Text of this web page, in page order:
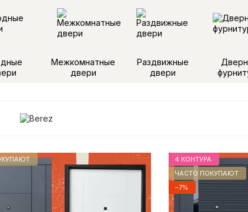
Межкомнатные
двери
Раздвижные
двери
4 КОНТУРА
ЧАСТО ПОКУПАЮТ
−7%